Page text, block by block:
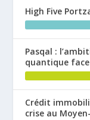
High Five
Pasqal :
quantique face
Crédit
crise au